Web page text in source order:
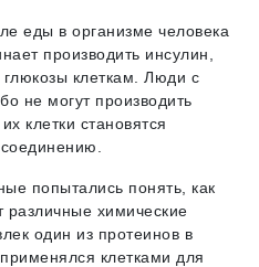
еды в организме человека
производить инсулин,
клеткам. Люди с
не могут производить
клетки становятся
попытались понять, как
различные химические
один из протеинов в
клетками для